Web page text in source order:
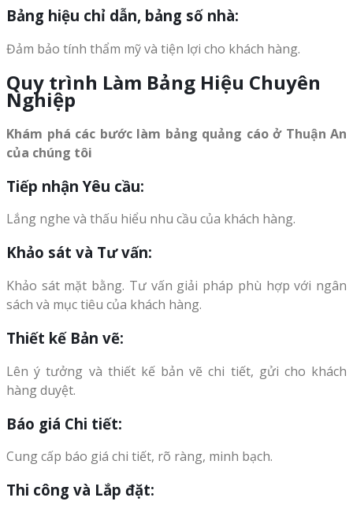
Bảng hiệu chỉ dẫn, bảng số nhà:
Đảm bảo tính thẩm mỹ và tiện lợi cho khách hàng.
Quy trình Làm Bảng Hiệu Chuyên
Nghiệp
Khám phá các bước làm bảng quảng cáo ở Thuận An
của chúng tôi
Tiếp nhận Yêu cầu:
Lắng nghe và thấu hiểu nhu cầu của khách hàng.
Khảo sát và Tư vấn:
Khảo sát mặt bằng. Tư vấn giải pháp phù hợp với ngân
sách và mục tiêu của khách hàng.
Thiết kế Bản vẽ:
Lên ý tưởng và thiết kế bản vẽ chi tiết, gửi cho khách
hàng duyệt.
Báo giá Chi tiết:
Cung cấp báo giá chi tiết, rõ ràng, minh bạch.
Thi công và Lắp đặt: